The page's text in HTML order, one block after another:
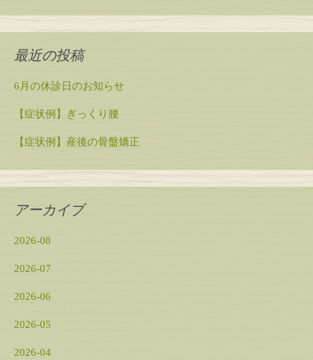
最近の投稿
6月の休診日のお知らせ
【症状例】ぎっくり腰
【症状例】産後の骨盤矯正
アーカイブ
2026-08
2026-07
2026-06
2026-05
2026-04